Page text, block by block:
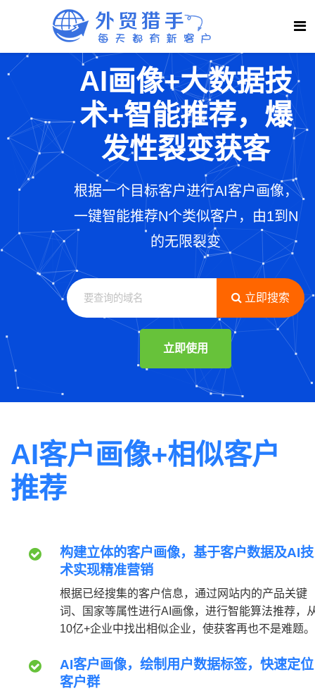
AI画像+大数据技
术+智能推荐，爆
发性裂变获客
根据一个目标客户进行AI客户画像，
一键智能推荐N个类似客户，由1到N
的无限裂变
立即搜索
立即使用
AI客户画像+相似客户
推荐
构建立体的客户画像，基于客户数据及AI技
术实现精准营销
根据已经搜集的客户信息，通过网站内的产品关键
词、国家等属性进行AI画像，进行智能算法推荐，
10亿+企业中找出相似企业，使获客再也不是难题。
AI客户画像，绘制用户数据标签，快速定位
客户群